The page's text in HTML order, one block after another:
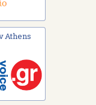
Athens